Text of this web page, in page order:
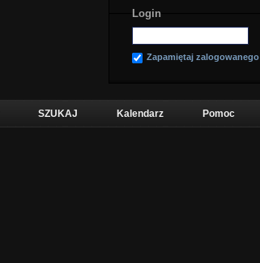
Login
Zapamiętaj zalogowanego
SZUKAJ Kalendarz Pomoc